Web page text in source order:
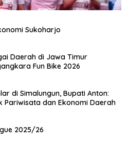
Sukoharjo
Daerah di Jawa Timur
Fun Bike 2026
di Simalungun, Bupati Anton:
Pariwisata dan Ekonomi Daerah
2025/26